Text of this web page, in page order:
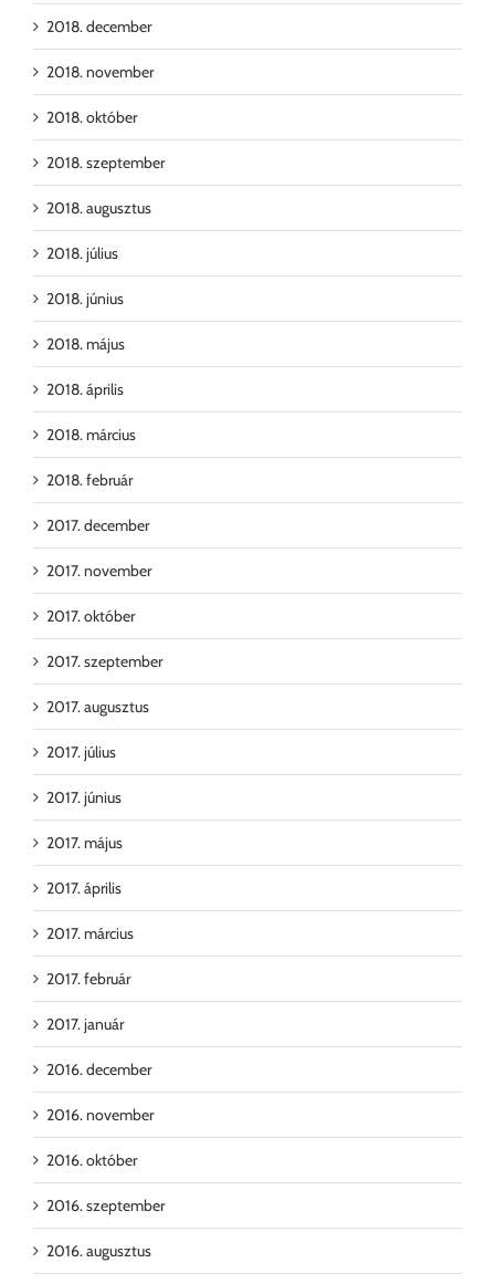
2018. december
2018. november
2018. október
2018. szeptember
2018. augusztus
2018. július
2018. június
2018. május
2018. április
2018. március
2018. február
2017. december
2017. november
2017. október
2017. szeptember
2017. augusztus
2017. július
2017. június
2017. május
2017. április
2017. március
2017. február
2017. január
2016. december
2016. november
2016. október
2016. szeptember
2016. augusztus